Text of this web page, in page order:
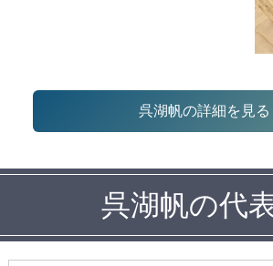
呉湖帆の詳細を見る
呉湖帆の代